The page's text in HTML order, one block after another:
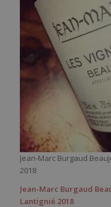
Jean-Marc Burgaud
2018
Jean-Marc Burgaud
Lantignié 2018